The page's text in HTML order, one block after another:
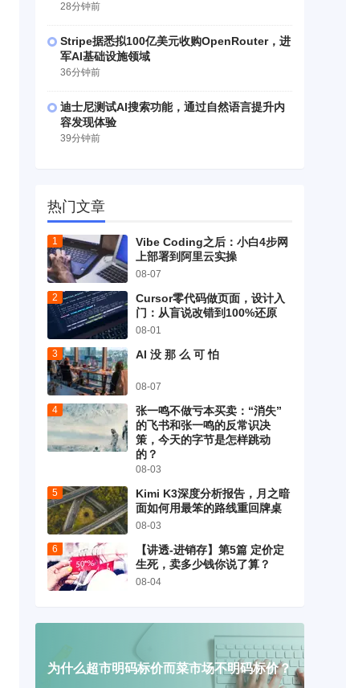
28分钟前
Stripe据悉拟100亿美元收购OpenRouter，进
军AI基础设施领域
36分钟前
迪士尼测试AI搜索功能，通过自然语言提升内
容发现体验
39分钟前
热门文章
Vibe Coding之后：小白4步网
上部署到阿里云实操
08-07
Cursor零代码做页面，设计入
门：从盲说改错到100%还原
08-01
AI 没 那 么 可 怕
08-07
张一鸣不做亏本买卖：“消失”
的飞书和张一鸣的反常识决
策，今天的字节是怎样跳动
的？
08-03
Kimi K3深度分析报告，月之暗
面如何用最笨的路线重回牌桌
08-03
【讲透-进销存】第5篇 定价定
生死，卖多少钱你说了算？
08-04
为什么超市明码标价而菜市场不明码标价？